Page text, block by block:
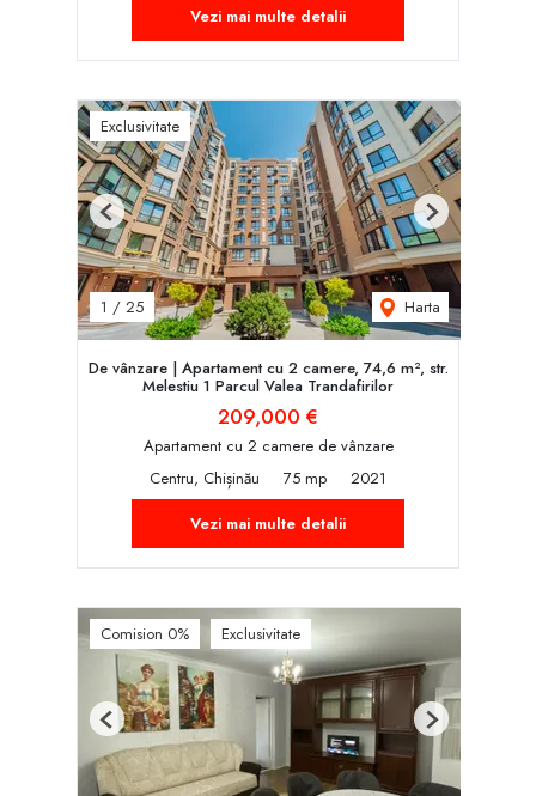
Vezi mai multe detalii
Exclusivitate
1 / 25 Harta
Previous Next
De vânzare | Apartament cu 2 camere, 74,6 m², str.
Melestiu 1 Parcul Valea Trandafirilor
209,000 €
Apartament cu 2 camere de vânzare
Centru, Chișinău
75 mp
2021
Vezi mai multe detalii
Comision 0% Exclusivitate
Previous Next